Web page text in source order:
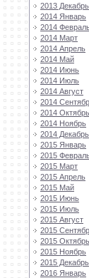
2013 Декабрь
2014 Январь
2014
2014 Март
2014 Апрель
2014 Май
2014 Июнь
2014 Июль
2014 Август
2014
2014 Октябрь
2014 Ноябрь
2014 Декабрь
2015 Январь
2015
2015 Март
2015 Апрель
2015 Май
2015 Июнь
2015 Июль
2015 Август
2015
2015 Октябрь
2015 Ноябрь
2015 Декабрь
2016 Январь